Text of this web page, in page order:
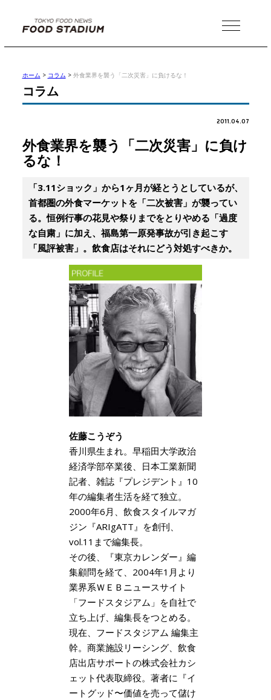
MENU
ホーム > コラム > 外食業界を襲う「二次災害」に負けるな！
コラム
2011.04.07
外食業界を襲う「二次災害」に負け
るな！
「3.11ショック」から1ヶ月が経とうとしているが、
首都圏の外食マーケットを「二次被害」が襲ってい
る。恒例行事の花見や祭りまでをとりやめる「過度
な自粛」に加え、福島第一原発事故が引き起こす
「風評被害」。飲食店はそれにどう対処すべきか。
佐藤こうぞう
香川県生まれ。早稲田大学政治
経済学部卒業後、日本工業新聞
記者、雑誌『プレジデント』10
年の編集者生活を経て独立。
2000年6月、飲食スタイルマガ
ジン『ARIgATT』を創刊、
vol.11まで編集長。
その後、『東京カレンダー』編
集顧問を経て、2004年1月より
業界系ＷＥＢニュースサイト
「フードスタジアム」を自社で
立ち上げ、編集長をつとめる。
現在、フードスタジアム 編集主
幹。商業施設リーシング、飲食
店出店サポートの株式会社カシ
ェット代表取締役。著者に『イ
ートグッド〜価値を売って儲け